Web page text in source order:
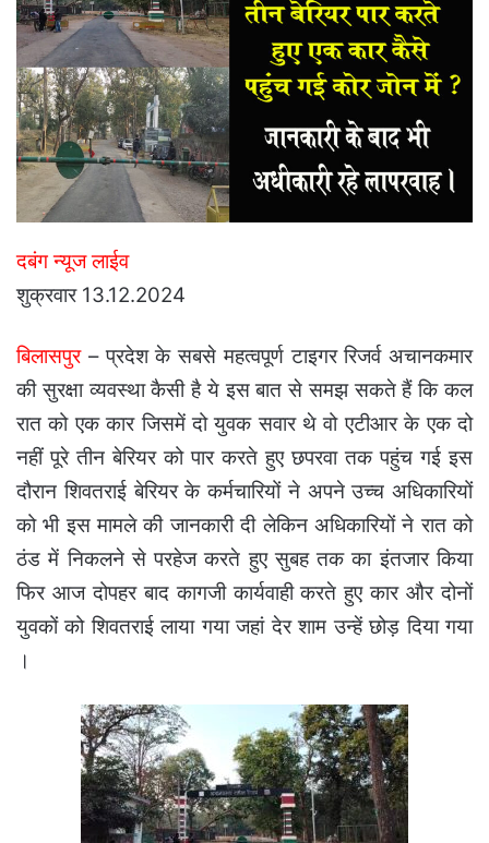
दबंग न्यूज लाईव
शुक्रवार 13.12.2024
बिलासपुर– प्रदेश के सबसे महत्वपूर्ण टाइगर रिजर्व अचानकमार
की सुरक्षा व्यवस्था कैसी है ये इस बात से समझ सकते हैं कि कल
रात को एक कार जिसमें दो युवक सवार थे वो एटीआर के एक दो
नहीं पूरे तीन बेरियर को पार करते हुए छपरवा तक पहुंच गई इस
दौरान शिवतराई बेरियर के कर्मचारियों ने अपने उच्च अधिकारियों
को भी इस मामले की जानकारी दी लेकिन अधिकारियों ने रात को
ठंड में निकलने से परहेज करते हुए सुबह तक का इंतजार किया
फिर आज दोपहर बाद कागजी कार्यवाही करते हुए कार और दोनों
युवकों को शिवतराई लाया गया जहां देर शाम उन्हें छोड़ दिया गया
।